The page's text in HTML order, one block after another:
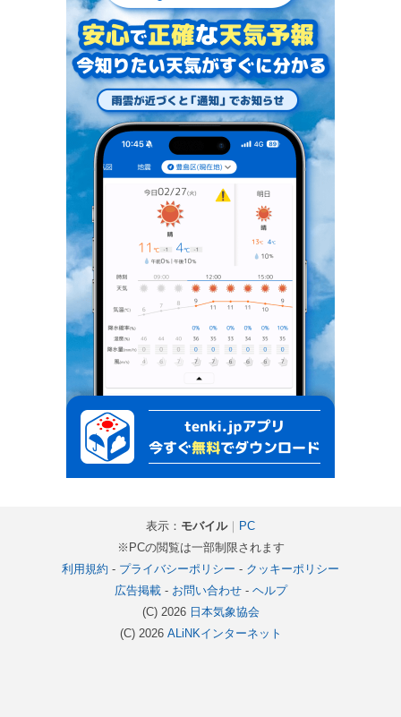
表示： モバイル｜
PC
※PCの閲覧は一部制限されます
利用規約 - プライバシーポリシー - クッキーポリシー
広告掲載- お問い合わせ- ヘルプ
(C) 2026 日本気象協会
(C) 2026 ALiNKインターネット